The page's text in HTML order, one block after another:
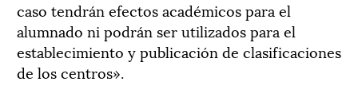
caso tendrán efectos académicos para el
alumnado ni podrán ser utilizados para el
establecimiento y publicación de clasificaciones
de los centros».